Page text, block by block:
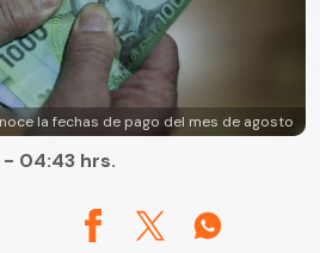
la fechas de pago del mes de agosto
04:43 hrs.